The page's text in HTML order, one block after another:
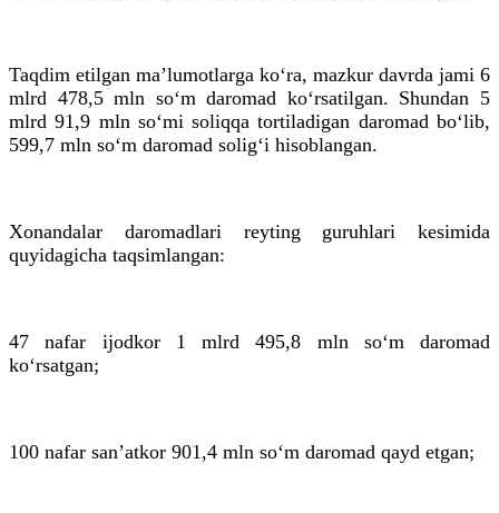
Taqdim etilgan ma’lumotlarga ko‘ra, mazkur davrda jami 6
mlrd 478,5 mln so‘m daromad ko‘rsatilgan. Shundan 5
mlrd 91,9 mln so‘mi soliqqa tortiladigan daromad bo‘lib,
599,7 mln so‘m daromad solig‘i hisoblangan.
Xonandalar daromadlari reyting guruhlari kesimida
quyidagicha taqsimlangan:
47 nafar ijodkor 1 mlrd 495,8 mln so‘m daromad
ko‘rsatgan;
100 nafar san’atkor 901,4 mln so‘m daromad qayd etgan;